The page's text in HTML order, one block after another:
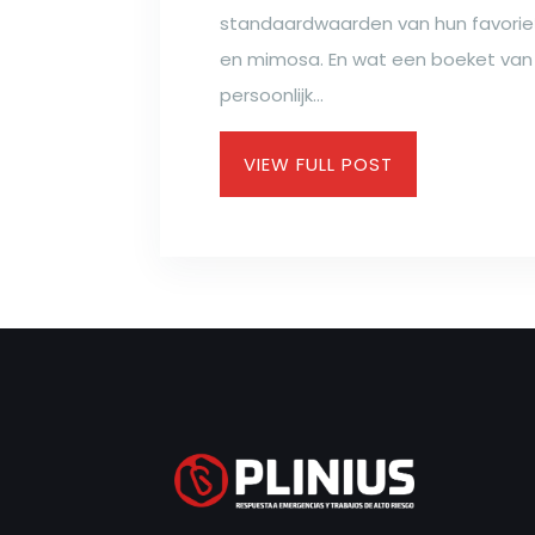
standaardwaarden van hun
en mimosa. En wat een boeket
persoonlijk...
VIEW FULL POST